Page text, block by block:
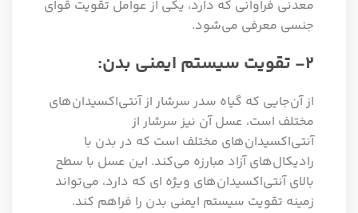
معدنی فراوانی که دارد، یکی از عوامل تقویت قوای
جنسی معرفی می‌شود.
2- تقویت سیستم ایمنی بدن:
از آن‌جایی که گیاه سدر سرشار از آنتی‌اکسیدان‌های
مختلف است، عسل آن نیز سرشار از
آنتی‌اکسیدان‌های مختلف است که در بدن با
رادیکال‌های آزاد مبارزه می‌کند. این عسل با سطح
بالای آنتی‌اکسیدان‌های ویژه ای که دارد، می‌تواند
زمینه تقویت سیستم ایمنی بدن را فراهم کند.